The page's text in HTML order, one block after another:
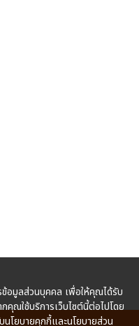
ข้อมูลส่วนบุคคล เพื่อให้คุณได้รับ
คุณใช้บริการเว็บไซต์นี้ต่อไปโดย
โยบายคุกกี้และนโยบายส่วน